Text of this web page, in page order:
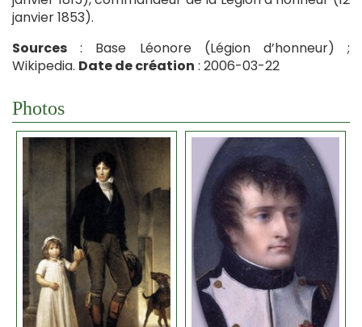
janvier 1853).
Sources : Base Léonore (Légion d’honneur) ;
Wikipedia. Date de création : 2006-03-22
Photos